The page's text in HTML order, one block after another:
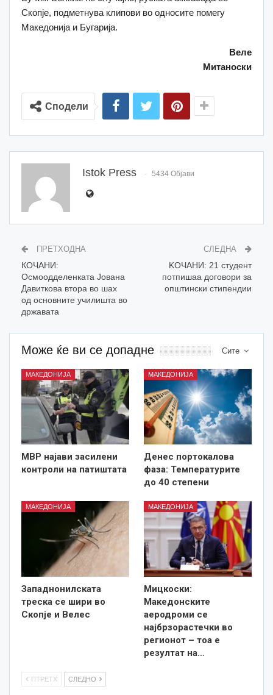
Скопје, подметнува клипови во односите помегу
Македонија и Бугарија.
Веле
Митаноски
Сподели
Istok Press 5434 Објави
ПРЕТХОДНА
КОЧАНИ:
Осмоодделенката Јована
Давиткова втора во шах
од основните училишта во
државата
СЛЕДНА
KOЧАНИ: 21 студент
потпишаа договори за
општински стипендии
Сите
Може ќе ви се допадне
МАКЕДОНИЈА
МВР најави засилени
контроли на патиштата
МАКЕДОНИЈА
Денес портокалова
фаза: Температурите
до 40 степени
МАКЕДОНИЈА
Западнонилската
треска се шири во
Скопје и Велес
МАКЕДОНИЈА
Мицкоски:
Македонските
аеродроми се
најбрзорастечки во
регионот – тоа е
резултат на…
ПТРЕТХ СЛЕДНО